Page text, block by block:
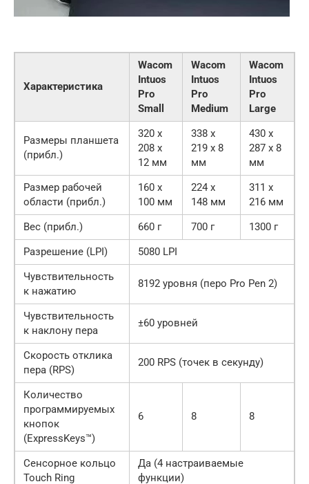
Характеристика
Wacom
Intuos
Pro
Small
Wacom
Intuos
Pro
Medium
Wacom
Intuos
Pro
Large
Размеры планшета
(прибл.)
320 x
208 x
12 мм
338 x
219 x 8
мм
430 x
287 x 8
мм
Размер рабочей
области (прибл.)
160 x
100 мм
224 x
148 мм
311 x
216 мм
Вес (прибл.)
660 г 700 г
1300 г
Разрешение (LPI)
5080 LPI
Чувствительность
к нажатию
8192 уровня (перо Pro Pen 2)
Чувствительность
к наклону пера
±60 уровней
Скорость отклика
пера (RPS)
200 RPS (точек в секунду)
Количество
программируемых
кнопок
(ExpressKeys™)
6 8 8
Сенсорное кольцо
Touch Ring
Да (4 настраиваемые
функции)